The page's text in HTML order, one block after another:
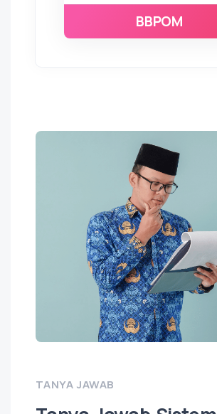
BBPOM
TANYA JAWAB